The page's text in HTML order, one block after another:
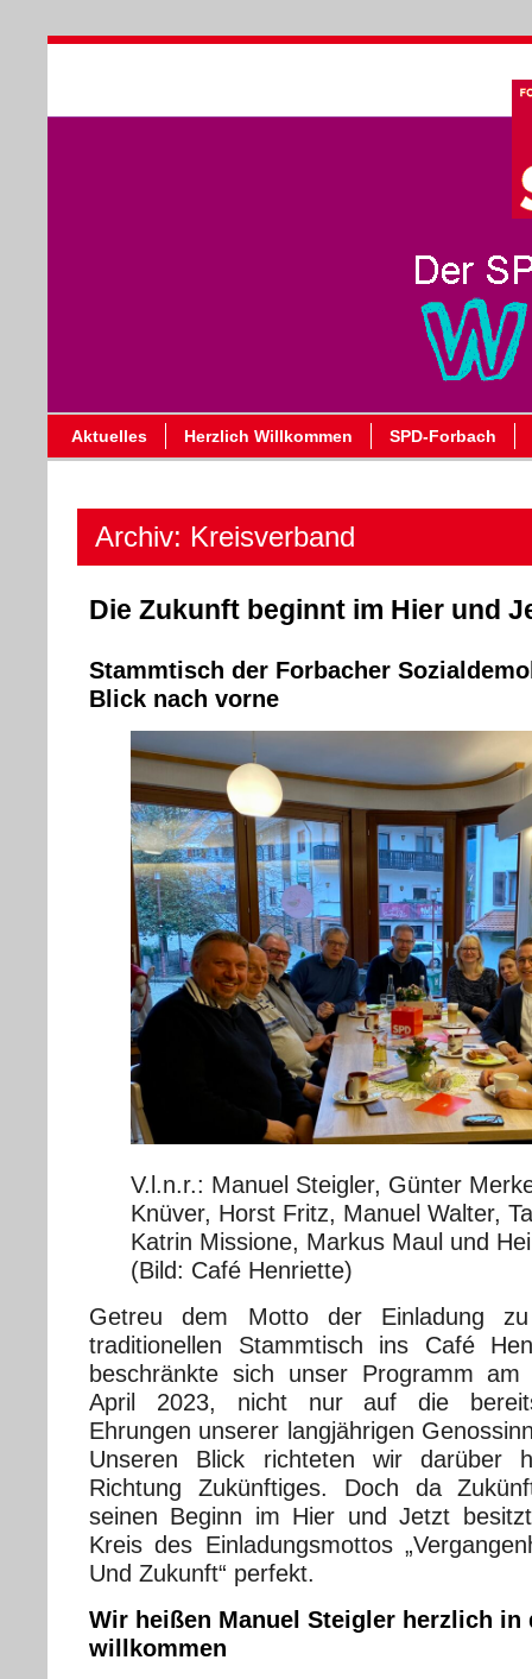
Aktuelles Herzlich Willkommen SPD-Forbach
Archiv: Kreisverband
Die Zukunft beginnt im Hier und
Stammtisch der Forbacher
Blick nach vorne
V.l.n.r.: Manuel Steigler, Günter
Knüver, Horst Fritz, Manuel Walter,
Katrin Missione, Markus Maul und
(Bild: Café Henriette)
Getreu dem Motto der Einladung
traditionellen Stammtisch ins Café
beschränkte sich unser Programm
April 2023, nicht nur auf die
Ehrungen unserer langjährigen
Unseren Blick richteten wir darüber
Richtung Zukünftiges. Doch da
seinen Beginn im Hier und Jetzt
Kreis des Einladungsmottos
Und Zukunft“ perfekt.
Wir heißen Manuel Steigler herzlich in
willkommen